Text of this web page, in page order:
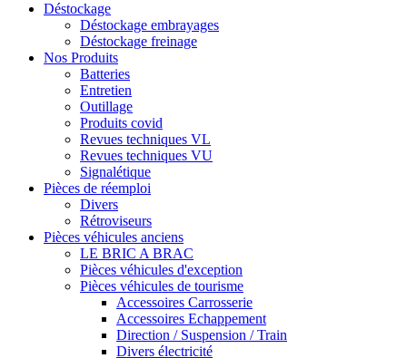
Déstockage
Déstockage embrayages
Déstockage freinage
Nos Produits
Batteries
Entretien
Outillage
Produits covid
Revues techniques VL
Revues techniques VU
Signalétique
Pièces de réemploi
Divers
Rétroviseurs
Pièces véhicules anciens
LE BRIC A BRAC
Pièces véhicules d'exception
Pièces véhicules de tourisme
Accessoires Carrosserie
Accessoires Echappement
Direction / Suspension / Train
Divers électricité